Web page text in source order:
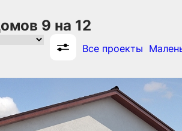
9 на 12
Все проекты